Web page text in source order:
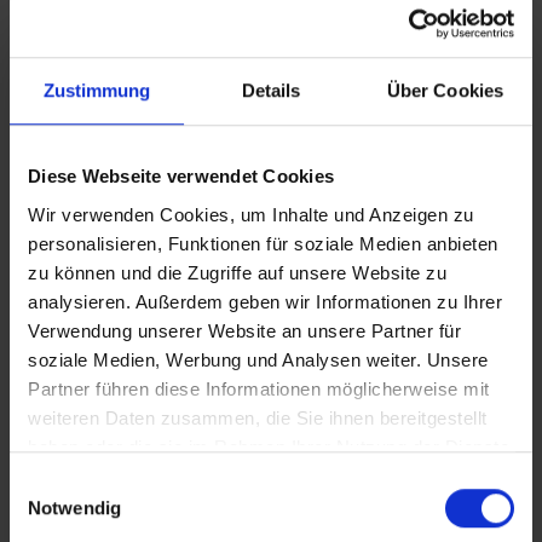
Zustimmung Details Über Cookies
Diese Webseite verwendet Cookies
Wir verwenden Cookies, um Inhalte und Anzeigen zu
personalisieren, Funktionen für soziale Medien anbieten
zu können und die Zugriffe auf unsere Website zu
analysieren. Außerdem geben wir Informationen zu Ihrer
Verwendung unserer Website an unsere Partner für
soziale Medien, Werbung und Analysen weiter. Unsere
Partner führen diese Informationen möglicherweise mit
weiteren Daten zusammen, die Sie ihnen bereitgestellt
haben oder die sie im Rahmen Ihrer Nutzung der Dienste
Notwendig
besten Monate für einen Urlaub auf Korfu. Die
Temperaturen sind immer noch hoch, aber die meisten
Insel zu verabschieden. Im Oktober kann es bereits
weiterhin zu erwarten.